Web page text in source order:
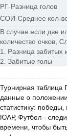
РГ-Разница голов
СОИ-Среднее кол-
В случае если две
количество очков,
1. Разница забитых
2. Забитые голы
Турнирная таблица
данные о
статистику:
ЮАР, Футбол -
времени, чтобы